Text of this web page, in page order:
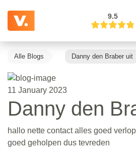
9.5
Alle Blogs Danny den Braber uit
11 January 2023
Danny den
hallo nette contact alles goed
goed geholpen dus tevreden